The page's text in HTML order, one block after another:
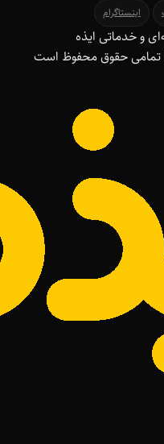
اینستاگرام
و خدماتی ایذه